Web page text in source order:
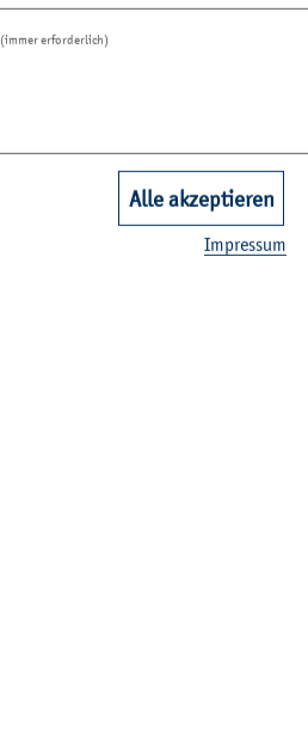
(immer erforderlich)
Alle akzeptieren
Im­pres­sum